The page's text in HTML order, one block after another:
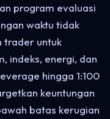
program evaluasi
waktu tidak
trader untuk
indeks, energi, dan
hingga 1:100
keuntungan
batas kerugian